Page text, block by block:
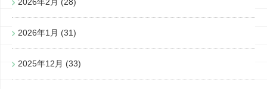
2026年2月 (28)
2026年1月 (31)
2025年12月 (33)